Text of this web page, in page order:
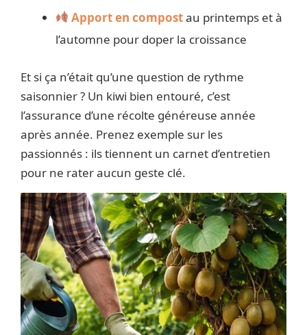
Apport en compostau printemps et à
l’automne pour doper la croissance
Et si ça n’était qu’une question de rythme
saisonnier ? Un kiwi bien entouré, c’est
l’assurance d’une récolte généreuse année
après année. Prenez exemple sur les
passionnés : ils tiennent un carnet d’entretien
pour ne rater aucun geste clé.